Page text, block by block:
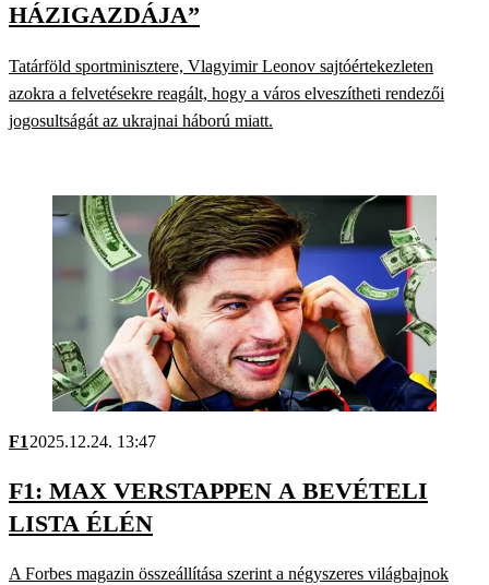
HÁZIGAZDÁJA”
Tatárföld sportminisztere, Vlagyimir Leonov sajtóértekezleten
azokra a felvetésekre reagált, hogy a város elveszítheti rendezői
jogosultságát az ukrajnai háború miatt.
F1 2025.12.24. 13:47
F1: MAX VERSTAPPEN A BEVÉTELI
LISTA ÉLÉN
A Forbes magazin összeállítása szerint a négyszeres világbajnok